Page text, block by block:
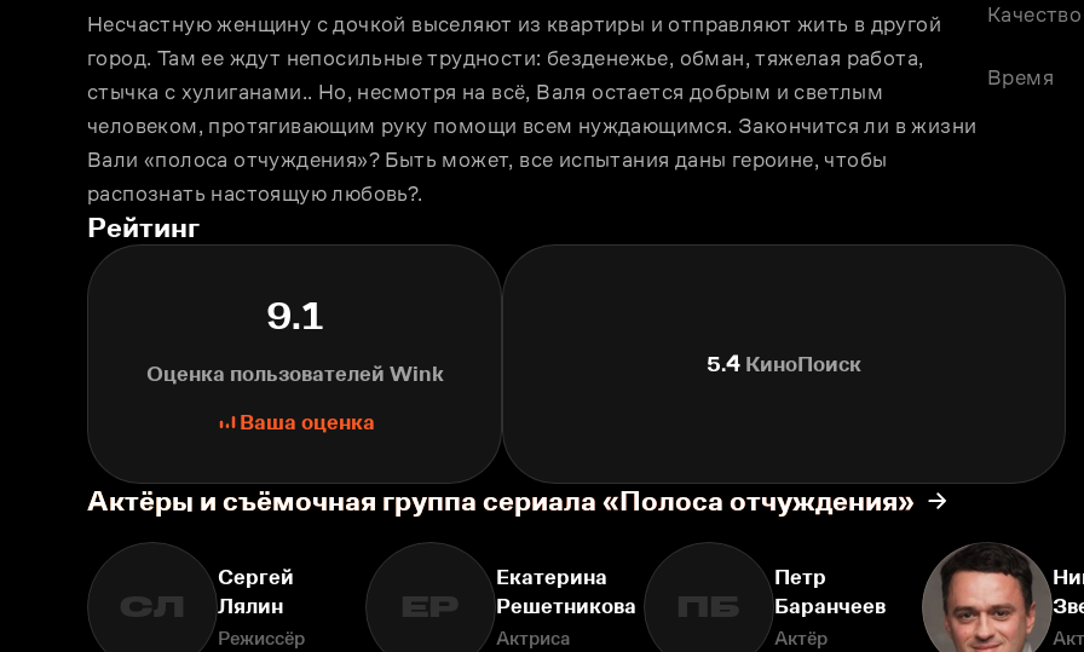
Несчастную женщину с дочкой выселяют из квартиры и отправляют жить в другой
город. Там ее ждут непосильные трудности: безденежье, обман, тяжелая работа,
стычка с хулиганами.. Но, несмотря на всё, Валя остается добрым и светлым
человеком, протягивающим руку помощи всем нуждающимся. Закончится ли в жизни
Вали «полоса отчуждения»? Быть может, все испытания даны героине, чтобы
распознать настоящую любовь?.
Качество
Время
Рейтинг
9.1
Оценка пользователей Wink
Ваша оценка
5.4КиноПоиск
Актёры и съёмочная группа сериала «Полоса отчуждения»
СЛ
Сергей
Лялин
Режиссёр
ЕР
Екатерина
Решетникова
Актриса
ПБ
Петр
Баранчеев
Актёр